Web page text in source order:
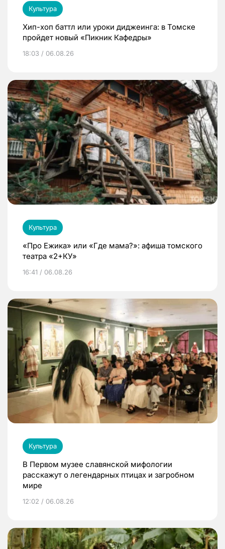
Культура
Хип-хоп баттл или уроки диджеинга: в Томске
пройдет новый «Пикник Кафедры»
18:03 / 06.08.26
Культура
«Про Ежика» или «Где мама?»: афиша томского
театра «2+КУ»
16:41 / 06.08.26
Культура
В Первом музее славянской мифологии
расскажут о легендарных птицах и загробном
мире
12:02 / 06.08.26